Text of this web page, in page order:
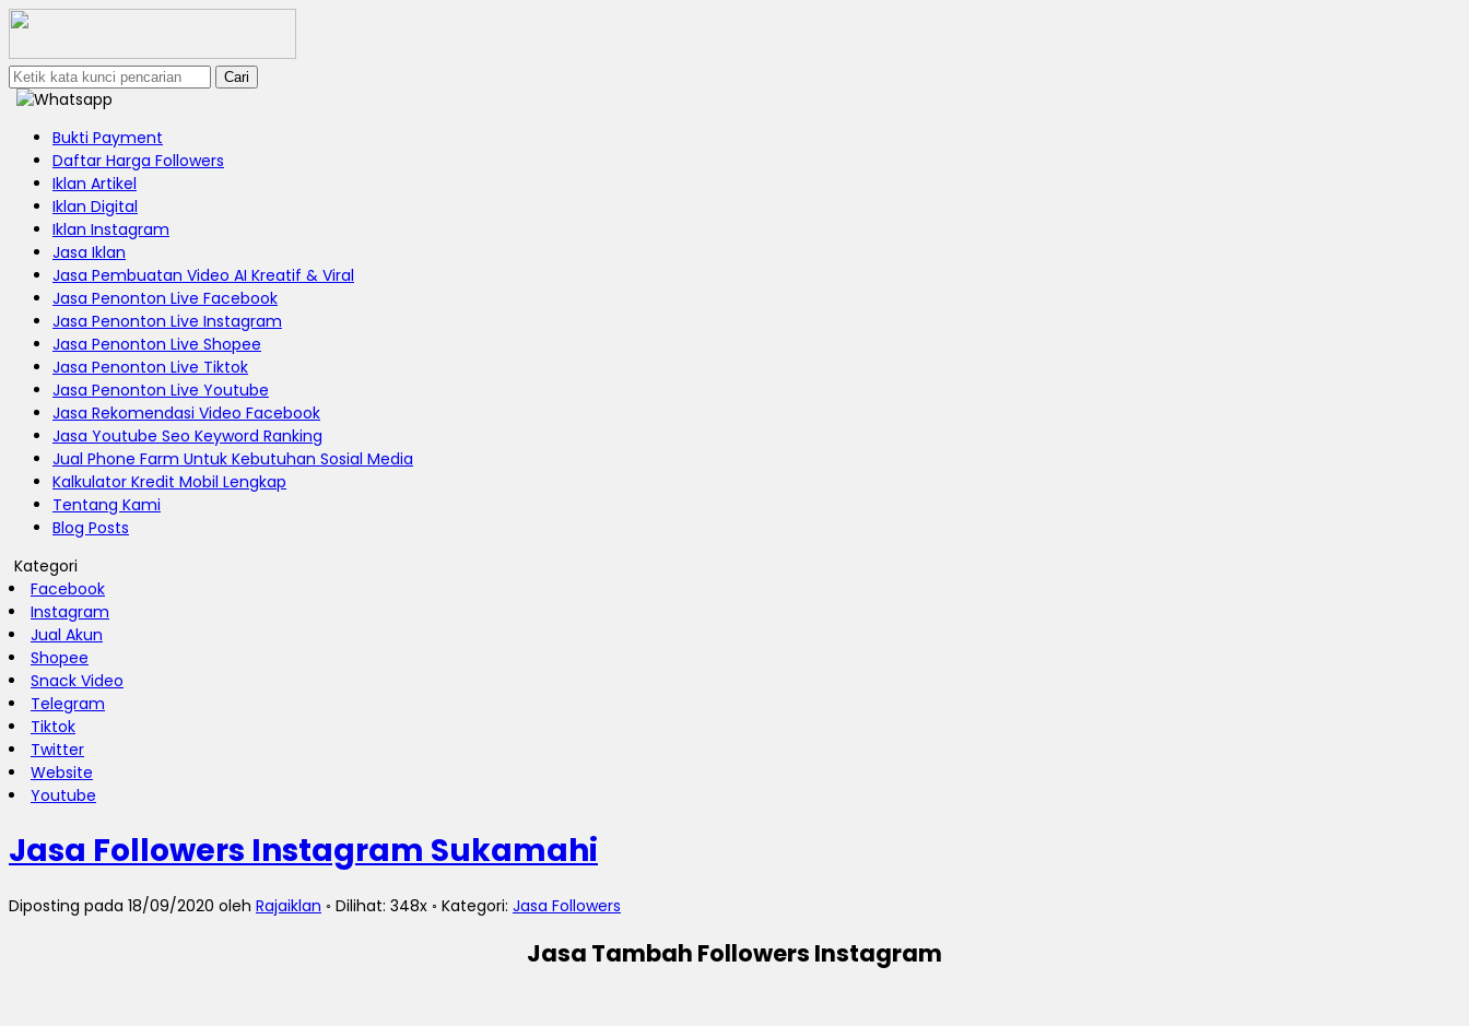
Cari
Bukti Payment
Daftar Harga Followers
Iklan Artikel
Iklan Digital
Iklan Instagram
Jasa Iklan
Jasa Pembuatan Video AI Kreatif & Viral
Jasa Penonton Live Facebook
Jasa Penonton Live Instagram
Jasa Penonton Live Shopee
Jasa Penonton Live Tiktok
Jasa Penonton Live Youtube
Jasa Rekomendasi Video Facebook
Jasa Youtube Seo Keyword Ranking
Jual Phone Farm Untuk Kebutuhan Sosial Media
Kalkulator Kredit Mobil Lengkap
Tentang Kami
Blog Posts
Kategori
Facebook
Instagram
Jual Akun
Shopee
Snack Video
Telegram
Tiktok
Twitter
Website
Youtube
Jasa Followers Instagram Sukamahi
Diposting pada 18/09/2020 oleh Rajaiklan ◦ Dilihat: 348x ◦ Kategori: Jasa Followers
Jasa Tambah Followers Instagram